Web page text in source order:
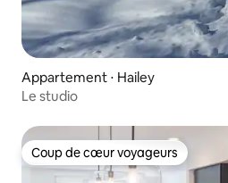
Appartement ⋅ Hailey
Le studio
Coup de cœur voyageurs
Coup de cœur voyageurs